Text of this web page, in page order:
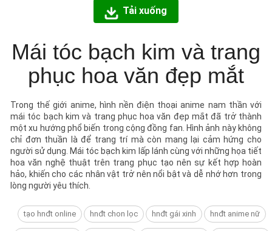
Tải xuống
Mái tóc bạch kim và trang
phục hoa văn đẹp mắt
Trong thế giới anime, hình nền điện thoại anime nam thần với
mái tóc bạch kim và trang phục hoa văn đẹp mắt đã trở thành
một xu hướng phổ biến trong cộng đồng fan. Hình ảnh này không
chỉ đơn thuần là để trang trí mà còn mang lại cảm hứng cho
người sử dụng. Mái tóc bạch kim lấp lánh cùng với những họa tiết
hoa văn nghệ thuật trên trang phục tạo nên sự kết hợp hoàn
hảo, khiến cho các nhân vật trở nên nổi bật và dễ nhớ hơn trong
lòng người yêu thích.
tạo hnđt online hnđt chon lọc hnđt gái xinh hnđt anime nữ